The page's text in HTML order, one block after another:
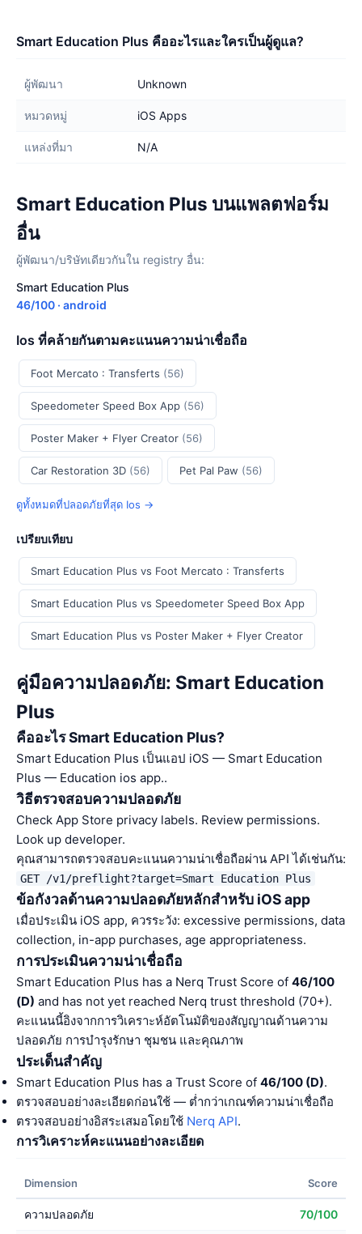
Smart Education Plus คืออะไรและใครเป็นผู้ดูแล?
ผู้พัฒนา Unknown
หมวดหมู่ iOS Apps
แหล่งที่มา N/A
Smart Education Plus บนแพลตฟอร์ม
อื่น
ผู้พัฒนา/บริษัทเดียวกันใน registry อื่น:
Smart Education Plus
46/100 · android
Ios ที่คล้ายกันตามคะแนนความน่าเชื่อถือ
Foot Mercato : Transferts (56)
Speedometer Speed Box App (56)
Poster Maker + Flyer Creator (56)
Car Restoration 3D (56) Pet Pal Paw (56)
ดูทั้งหมดที่ปลอดภัยที่สุด Ios →
เปรียบเทียบ
Smart Education Plus vs Foot Mercato : Transferts
Smart Education Plus vs Speedometer Speed Box App
Smart Education Plus vs Poster Maker + Flyer Creator
คู่มือความปลอดภัย: Smart Education
Plus
คืออะไร Smart Education Plus?
Smart Education Plus เป็นแอป iOS — Smart Education
Plus — Education ios app..
วิธีตรวจสอบความปลอดภัย
Check App Store privacy labels. Review permissions.
Look up developer.
คุณสามารถตรวจสอบคะแนนความน่าเชื่อถือผ่าน API ได้เช่นกัน:
GET /v1/preflight?target=Smart Education Plus
ข้อกังวลด้านความปลอดภัยหลักสำหรับ iOS app
เมื่อประเมิน iOS app, ควรระวัง: excessive permissions, data
collection, in-app purchases, age appropriateness.
การประเมินความน่าเชื่อถือ
Smart Education Plus has a Nerq Trust Score of 46/100
(D) and has not yet reached Nerq trust threshold (70+).
คะแนนนี้อิงจากการวิเคราะห์อัตโนมัติของสัญญาณด้านความ
ปลอดภัย การบำรุงรักษา ชุมชน และคุณภาพ
ประเด็นสำคัญ
Smart Education Plus has a Trust Score of 46/100 (D).
ตรวจสอบอย่างละเอียดก่อนใช้ — ต่ำกว่าเกณฑ์ความน่าเชื่อถือ
ตรวจสอบอย่างอิสระเสมอโดยใช้ Nerq API.
การวิเคราะห์คะแนนอย่างละเอียด
Dimension Score
ความปลอดภัย 70/100